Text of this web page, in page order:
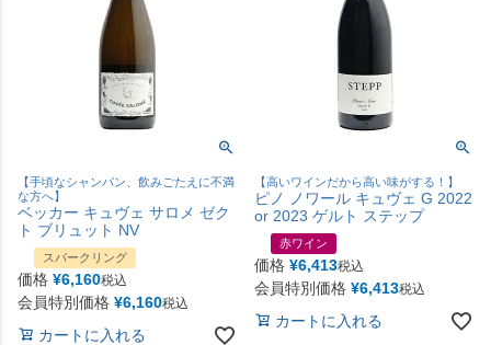
【手頃なシャンパン、飲みごたえに不満
な方へ】
ベッカー キュヴェ サロメ ゼク
ト ブリュット NV
スパークリング
価格 ¥6,160税込
会員特別価格 ¥6,160税込
カートに入れる
【高いワインだから高い味がする！】
ピノ ノワール キュヴェ G 2022
or 2023 ゲルト ステップ
赤ワイン
価格 ¥6,413税込
会員特別価格 ¥6,413税込
カートに入れる